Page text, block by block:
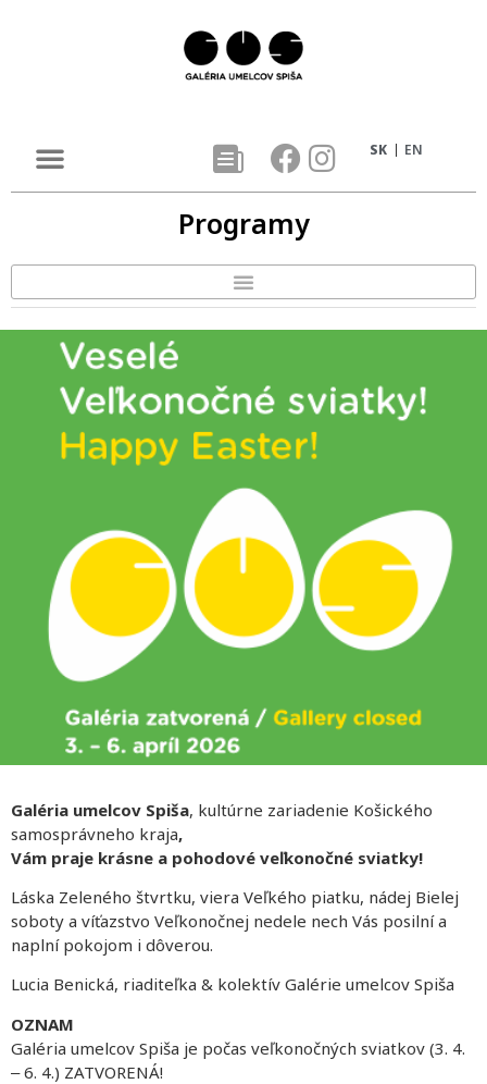
SK EN
Programy
Galéria umelcov Spiša, kultúrne zariadenie Košického
samosprávneho kraja,
Vám praje krásne a pohodové veľkonočné sviatky!
Láska Zeleného štvrtku, viera Veľkého piatku, nádej Bielej
soboty a víťazstvo Veľkonočnej nedele nech Vás posilní a
naplní pokojom i dôverou.
Lucia Benická, riaditeľka & kolektív Galérie umelcov Spiša
OZNAM
Galéria umelcov Spiša je počas veľkonočných sviatkov (3. 4.
‒ 6. 4.) ZATVORENÁ!